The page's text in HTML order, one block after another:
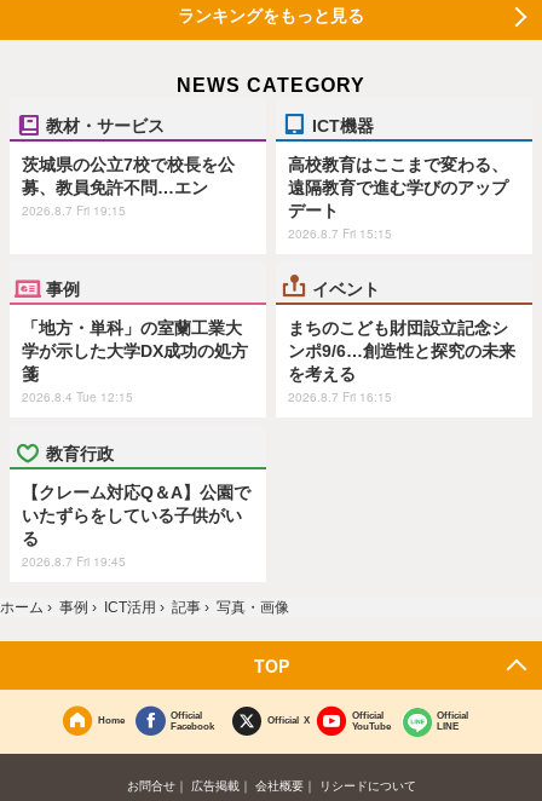
ランキングをもっと見る
NEWS CATEGORY
教材・サービス
茨城県の公立7校で校長を公
募、教員免許不問…エン
2026.8.7 Fri 19:15
ICT機器
高校教育はここまで変わる、
遠隔教育で進む学びのアップ
デート
2026.8.7 Fri 15:15
事例
「地方・単科」の室蘭工業大
学が示した大学DX成功の処方
箋
2026.8.4 Tue 12:15
イベント
まちのこども財団設立記念シ
ンポ9/6…創造性と探究の未来
を考える
2026.8.7 Fri 16:15
教育行政
【クレーム対応Q＆A】公園で
いたずらをしている子供がい
る
2026.8.7 Fri 19:45
ホーム › 事例 › ICT活用 › 記事 › 写真・画像
TOP
Home
Official
Facebook
Official X
Official
YouTube
Official
LINE
お問合せ 広告掲載 会社概要
リシードについて